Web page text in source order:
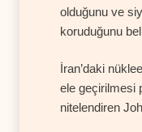
olduğunu ve
koruduğunu
İran’daki
ele geçirilmesi
nitelendiren